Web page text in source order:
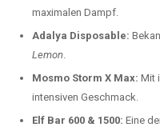
maximalen Dampf.
Adalya Disposable:
Lemon.
Mosmo Storm X Max: Mit
intensiven Geschmack.
Elf Bar 600 & 1500: Eine